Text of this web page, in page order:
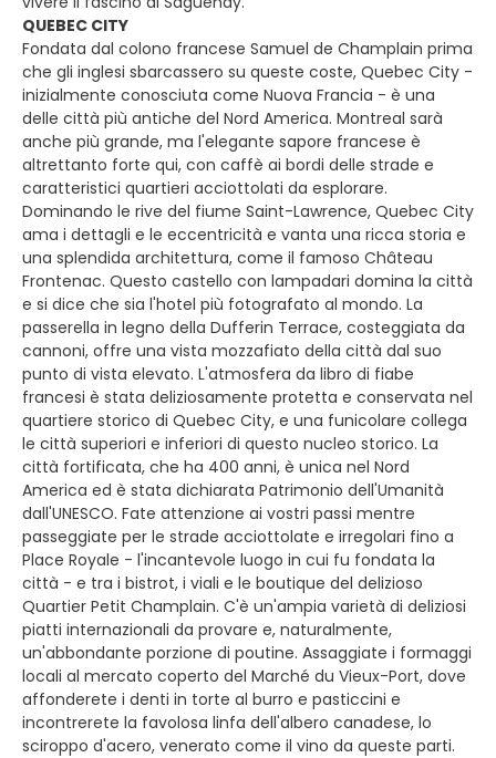
QUEBEC CITY
Fondata dal colono francese Samuel de Champlain prima
che gli inglesi sbarcassero su queste coste, Quebec City -
inizialmente conosciuta come Nuova Francia - è una
delle città più antiche del Nord America. Montreal sarà
anche più grande, ma l'elegante sapore francese è
altrettanto forte qui, con caffè ai bordi delle strade e
caratteristici quartieri acciottolati da esplorare.
Dominando le rive del fiume Saint-Lawrence, Quebec City
ama i dettagli e le eccentricità e vanta una ricca storia e
una splendida architettura, come il famoso Château
Frontenac. Questo castello con lampadari domina la città
e si dice che sia l'hotel più fotografato al mondo. La
passerella in legno della Dufferin Terrace, costeggiata da
cannoni, offre una vista mozzafiato della città dal suo
punto di vista elevato. L'atmosfera da libro di fiabe
francesi è stata deliziosamente protetta e conservata nel
quartiere storico di Quebec City, e una funicolare collega
le città superiori e inferiori di questo nucleo storico. La
città fortificata, che ha 400 anni, è unica nel Nord
America ed è stata dichiarata Patrimonio dell'Umanità
dall'UNESCO. Fate attenzione ai vostri passi mentre
passeggiate per le strade acciottolate e irregolari fino a
Place Royale - l'incantevole luogo in cui fu fondata la
città - e tra i bistrot, i viali e le boutique del delizioso
Quartier Petit Champlain. C'è un'ampia varietà di deliziosi
piatti internazionali da provare e, naturalmente,
un'abbondante porzione di poutine. Assaggiate i formaggi
locali al mercato coperto del Marché du Vieux-Port, dove
affonderete i denti in torte al burro e pasticcini e
incontrerete la favolosa linfa dell'albero canadese, lo
sciroppo d'acero, venerato come il vino da queste parti.